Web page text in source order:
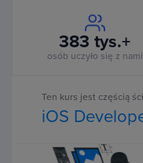
383 tys.+
osób uczyło się z nami
Ten kurs jest częścią
iOS